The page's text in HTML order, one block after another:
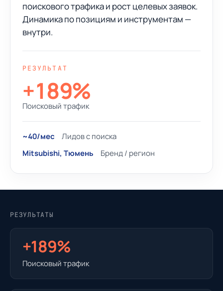
поискового трафика и рост целевых заявок.
Динамика по позициям и инструментам —
внутри.
РЕЗУЛЬТАТ
+189%
Поисковый трафик
~40/мес
Лидов с поиска
Mitsubishi, Тюмень
Бренд / регион
РЕЗУЛЬТАТЫ
+189%
Поисковый трафик